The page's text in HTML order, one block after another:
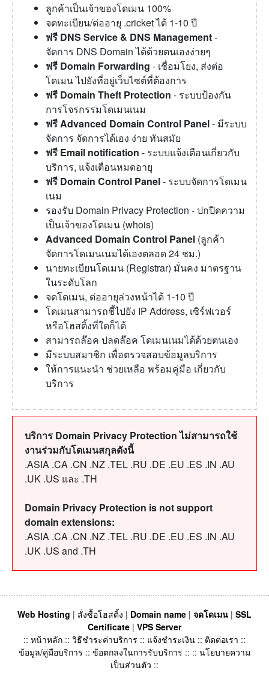
ลูกค้าเป็นเจ้าของโดเมน 100%
จดทะเบียน/ต่ออายุ .cricket ได้ 1-10 ปี
ฟรี DNS Service & DNS Management-
จัดการ DNS Domain ได้ด้วยตนเองง่ายๆ
ฟรี Domain Forwarding - เชื่อมโยง, ส่งต่อ
โดเมน ไปยังที่อยู่เว็บไซต์ที่ต้องการ
ฟรี Domain Theft Protection - ระบบป้องกัน
การโจรกรรมโดเมนเนม
ฟรี Advanced Domain Control Panel- มีระบบ
จัดการ จัดการได้เอง ง่าย ทันสมัย
ฟรี Email notification - ระบบแจ้งเตือนเกี่ยวกับ
บริการ, แจ้งเตือนหมดอายุ
ฟรี Domain Control Panel- ระบบจัดการโดเมน
เนม
รองรับ Domain Privacy Protection - ปกปิดความ
เป็นเจ้าของโดเมน (whois)
Advanced Domain Control Panel (ลูกค้า
จัดการโดเมนเนมได้เองตลอด 24 ชม.)
นายทะเบียนโดเมน (Registrar) มั่นคง มาตรฐาน
ในระดับโลก
จดโดเมน, ต่ออายุล่วงหน้าได้ 1-10 ปี
โดเมนสามารถชี้ไปยัง IP Address, เซิร์ฟเวอร์
หรือโฮสติ้งที่ใดก็ได้
สามารถล๊อค ปลดล๊อค โดเมนเนมได้ด้วยตนเอง
มีระบบสมาชิก เพื่อตรวจสอบข้อมูลบริการ
ให้การแนะนำ ช่วยเหลือ พร้อมคู่มือ เกี่ยวกับ
บริการ
บริการ Domain Privacy Protection ไม่สามารถใช้
งานร่วมกับโดเมนสกุลดังนี้
.ASIA .CA .CN .NZ .TEL .RU .DE .EU .ES .IN .AU
.UK .US และ .TH
Domain Privacy Protection is not support
domain extensions:
.ASIA .CA .CN .NZ .TEL .RU .DE .EU .ES .IN .AU
.UK .US and .TH
Web Hosting | สั่งซื้อโฮสติ้ง | Domain name | จดโดเมน | SSL
Certificate | VPS Server
:: หน้าหลัก :: วิธีชำระค่าบริการ :: แจ้งชำระเงิน :: ติดต่อเรา ::
ข้อมูล/คู่มือบริการ :: ข้อตกลงในการรับบริการ :: :: นโยบายความ
เป็นส่วนตัว ::